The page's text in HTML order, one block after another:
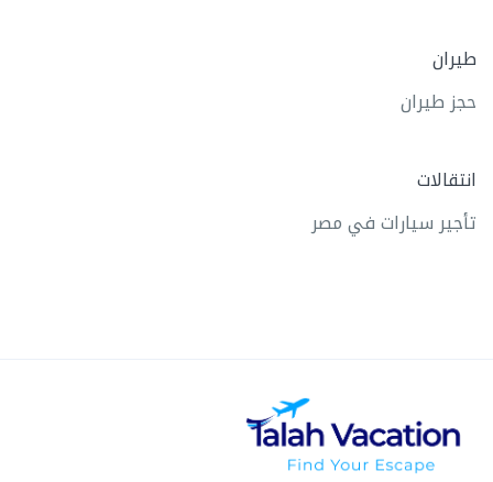
طيران
حجز طيران
انتقالات
تأجير سيارات في مصر